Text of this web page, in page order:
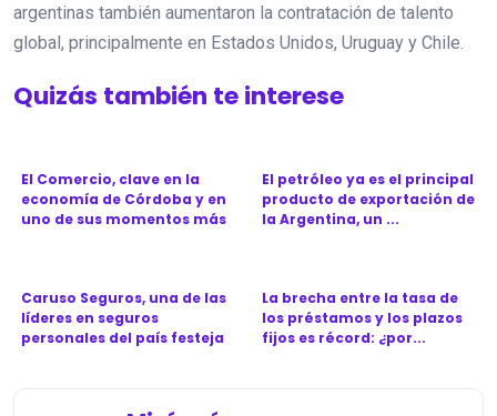
argentinas también aumentaron la contratación de talento
global, principalmente en Estados Unidos, Uruguay y Chile.
Quizás también te interese
El Comercio, clave en la
economía de Córdoba y en
uno de sus momentos más
El petróleo ya es el principal
producto de exportación de
la Argentina, un ...
Caruso Seguros, una de las
líderes en seguros
personales del país festeja
La brecha entre la tasa de
los préstamos y los plazos
fijos es récord: ¿por...